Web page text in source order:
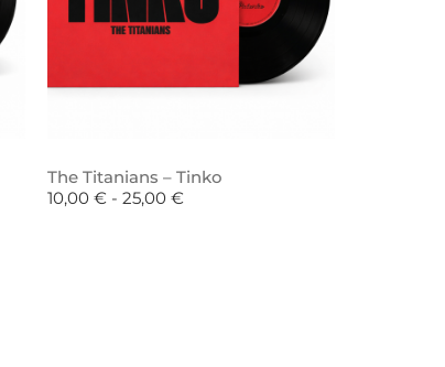
The Titanians – Tinko
10,00 € - 25,00 €